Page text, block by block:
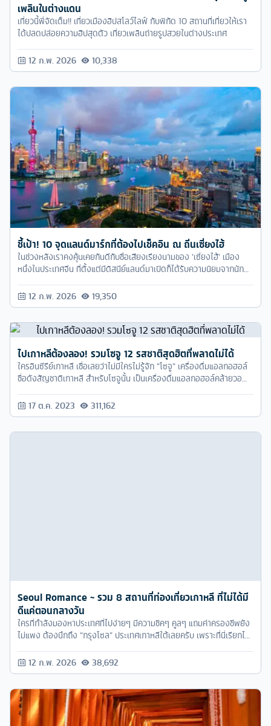
ชี้เป้า! 10 จุดแลนด์มาร์กที่ต้องไปเช็คอิน ณ ถิ่นเซี่ยงไฮ้
ในช่วงหลังเราคงคุ้นเคยกันดีกับชื่อเสียงเรียงนามของ ‘เซี่ยงไฮ้’ เมือง
หนึ่งในประเทศจีน ที่ตั้งแต่มีดิสนีย์แลนด์มาเปิดก็ได้รับความนิยมจากนัก
ท่องเที่ยวเป็นอย่างมาก แต่บอกเลยว่าเซี่ยงไฮ้ ไม่ได้มีแค่ดิสนีย์แลนด์นะ
ครับ ยังมีจุดแลนด์มาร์กเก๋ๆ อีกเพียบ รอให้ทุกคนไป Explore กันอยู่
12 ก.พ. 2026 19,350
ไปเกาหลีต้องลอง! รวมโซจู 12 รสชาติสุดฮิตที่พลาดไม่ได้
ใครอินซีรีย์เกาหลี เชื่อเลยว่าไม่มีใครไม่รู้จัก “โซจู” เครื่องดื่มแอลกอฮอล์
ชื่อดังสัญชาติเกาหลี สำหรับโซจูนั้น เป็นเครื่องดื่มแอลกอฮอล์คล้ายวอ
ดก้า มีรสชาติขมออกหวาน ส่วนประกอบหลักคือข้าว และมีการผสมอย่าง
อื่นอีก เช่น ข้าวบาร์เล่ย์ หรือมันหวาน เป็นต้น และโซจูก็ยังมีอีกหลาย
รสชาติให้เราได้เลือกชิมกันด้วยนะครับ
17 ต.ค. 2023 311,162
12 ก.พ. 2026 38,692